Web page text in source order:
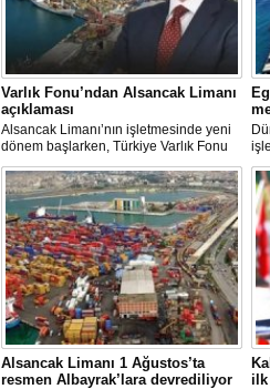
Varlık Fonu’ndan Alsancak Limanı
açıklaması
Alsancak Limanı’nın işletmesinde yeni
dönem başlarken, Türkiye Varlık Fonu
Yatırımlardan Sorumlu Genel Müdür
Yardımcısı Aziz Murat Uluğ, limanda
satış ya da imtiyaz devri yapılmadığını
belirterek, “Yük limanı operasyonlarını
yerli ve milli Alport’a teslim ettik”
açıklamasında bulundu.
ve
Alsancak Limanı 1 Ağustos’ta
resmen Albayrak’lara devrediliyor
ilk